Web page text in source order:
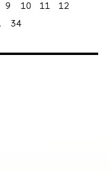
9 10 11
12
34